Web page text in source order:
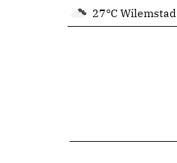
27°C Wilemstad